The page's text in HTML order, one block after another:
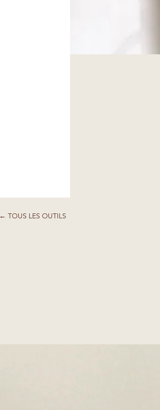
← TOUS LES OUTILS